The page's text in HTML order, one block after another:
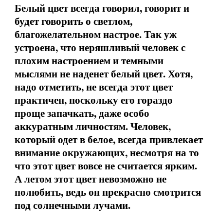
Белый цвет всегда говорил, говорит и
будет говорить о светлом,
благожелательном настрое. Так уж
устроена, что неряшливый человек с
плохим настроением и темными
мыслями не наденет белый цвет. Хотя,
надо отметить, не всегда этот цвет
практичен, поскольку его гораздо
проще запачкать, даже особо
аккуратным личностям. Человек,
который одет в белое, всегда привлекает
внимание окружающих, несмотря на то
что этот цвет вовсе не считается ярким.
А летом этот цвет невозможно не
полюбить, ведь он прекрасно смотрится
под солнечными лучами.